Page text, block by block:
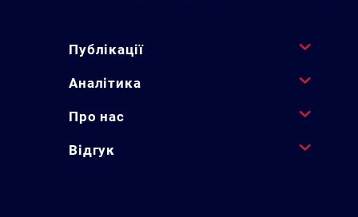
Публікації
Аналітика
Про нас
Відгук